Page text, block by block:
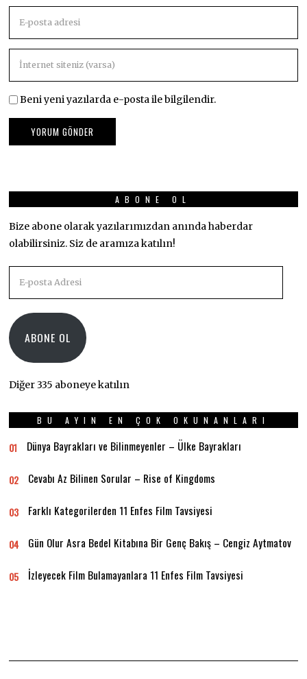
Beni yeni yazılarda e-posta ile bilgilendir.
ABONE OL
Bize abone olarak yazılarımızdan anında haberdar
olabilirsiniz. Siz de aramıza katılın!
posta
ABONE OL
Diğer 335 aboneye katılın
BU AYIN EN ÇOK OKUNANLARI
01 Dünya Bayrakları ve Bilinmeyenler – Ülke Bayrakları
02 Cevabı Az Bilinen Sorular – Rise of Kingdoms
03 Farklı Kategorilerden 11 Enfes Film Tavsiyesi
04 Gün Olur Asra Bedel Kitabına Bir Genç Bakış – Cengiz Aytmatov
05 İzleyecek Film Bulamayanlara 11 Enfes Film Tavsiyesi